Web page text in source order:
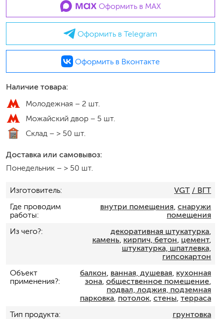
Оформить в MAX
Оформить в Telegram
Оформить в Вконтакте
Наличие товара:
Молодежная – 2 шт.
Можайский двор – 5 шт.
Склад – > 50 шт.
Доставка или самовывоз:
Понедельник – > 50 шт.
Изготовитель VGT / ВГТ
Где проводим
работы
внутри помещения снаружи
помещения
Из чего?
декоративная штукатурка,
камень, кирпич, бетон цемент,
штукатурка, шпатлевка,
гипсокартон
Объект
применения?
балкон ванная, душевая кухонная
зона, общественное помещение,
подвал, лоджия, подземная
парковка, потолок, стены терраса
Тип продукта
грунтовка